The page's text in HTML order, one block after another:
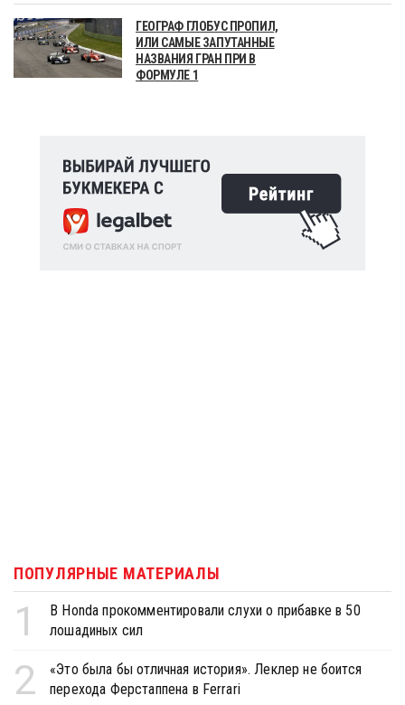
ГЕОГРАФ ГЛОБУС ПРОПИЛ,
ИЛИ САМЫЕ ЗАПУТАННЫЕ
НАЗВАНИЯ ГРАН ПРИ В
ФОРМУЛЕ 1
ПОПУЛЯРНЫЕ МАТЕРИАЛЫ
1
В Honda прокомментировали слухи о прибавке в 50
лошадиных сил
2
«Это была бы отличная история». Леклер не боится
перехода Ферстаппена в Ferrari